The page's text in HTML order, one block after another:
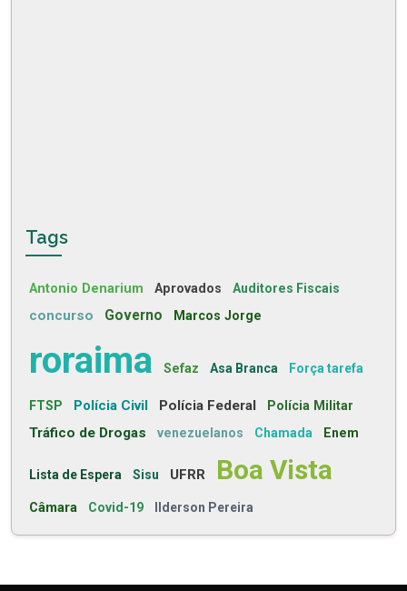
Tags
Antonio Denarium Aprovados Auditores Fiscais
concurso Governo Marcos Jorge
roraima Sefaz Asa Branca Força tarefa
FTSP Polícia Civil Polícia Federal Polícia Militar
Tráfico de Drogas venezuelanos Chamada Enem
Lista de Espera Sisu UFRR Boa Vista
Câmara Covid-19 Ilderson Pereira